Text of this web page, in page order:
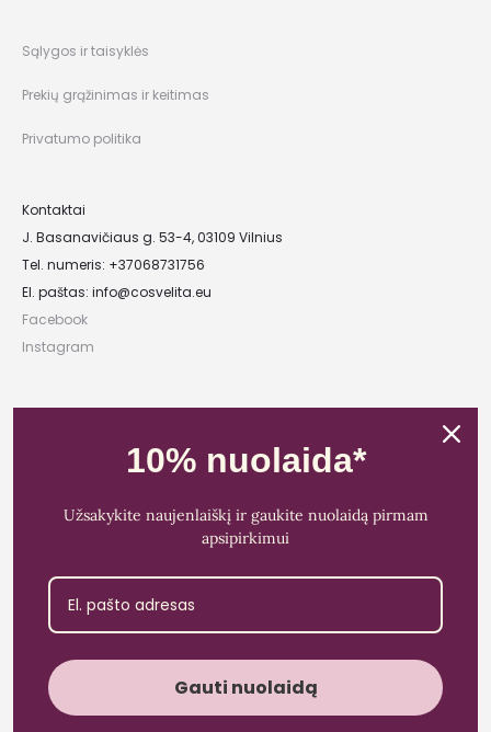
Sąlygos ir taisyklės
Prekių grąžinimas ir keitimas
Privatumo politika
Kontaktai
J. Basanavičiaus g. 53-4, 03109 Vilnius
Tel. numeris: +37068731756
El. paštas: info@cosvelita.eu
Facebook
Instagram
Įmonės kodas: 303481944
PVM mokėtojo kodas: LT100011828014
Bankas: Paysera LT
Cosvelita© 2021 - 2026
10% nuolaida*
Užsakykite naujenlaiškį ir gaukite nuolaidą pirmam
apsipirkimui
Gauti nuolaidą